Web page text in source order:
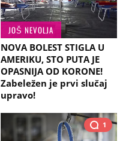
JOŠ NEVOLJA
NOVA BOLEST STIGLA U
AMERIKU, STO PUTA JE
OPASNIJA OD KORONE!
Zabeležen je prvi slučaj
upravo!
1